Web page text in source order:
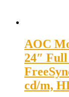
AOC
24″
cd/m,